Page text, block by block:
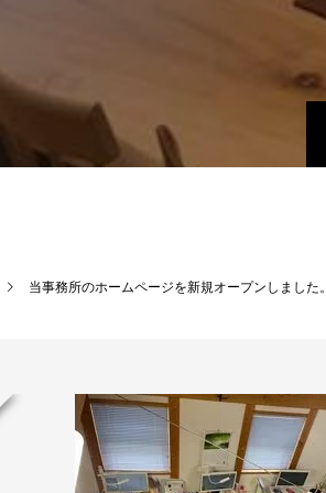
当事務所のホームページを新規オープンしました。